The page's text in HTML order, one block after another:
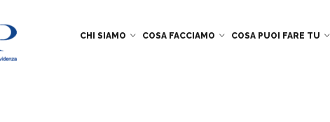
CHI SIAMO COSA FACCIAMO COSA PUOI FARE TU